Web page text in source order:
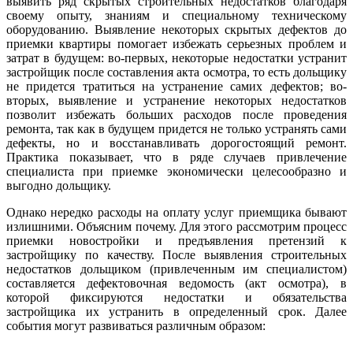
своему опыту, знаниям и специальному техническому
оборудованию. Выявление некоторых скрытых дефектов до
приемки квартиры помогает избежать серьезных проблем и
затрат в будущем: во-первых, некоторые недостатки устранит
застройщик после составления акта осмотра, то есть дольщику
не придется тратиться на устранение самих дефектов; во-
вторых, выявление и устранение некоторых недостатков
позволит избежать больших расходов после проведения
ремонта, так как в будущем придется не только устранять сами
дефекты, но и восстанавливать дорогостоящий ремонт.
Практика показывает, что в ряде случаев привлечение
специалиста при приемке экономически целесообразно и
выгодно дольщику.
Однако нередко расходы на оплату услуг приемщика бывают
излишними. Объясним почему. Для этого рассмотрим процесс
приемки новостройки и предъявления претензий к
застройщику по качеству. После выявления строительных
недостатков дольщиком (привлеченным им специалистом)
составляется дефектовочная ведомость (акт осмотра), в
которой фиксируются недостатки и обязательства
застройщика их устранить в определенный срок. Далее
события могут развиваться различным образом: